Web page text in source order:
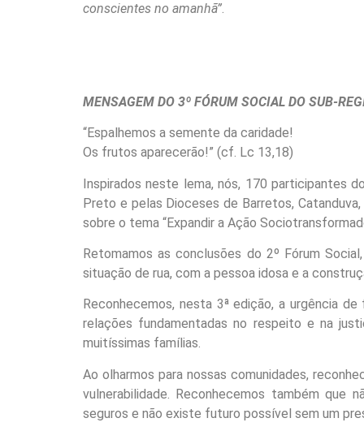
conscientes no amanhã”
MENSAGEM DO 3º FÓRUM SOCIAL DO SUB-
“Espalhemos a semente da caridade!
Os frutos aparecerão!” (cf. Lc 13,18)
Inspirados neste lema, nós, 170 participantes
Preto e pelas Dioceses de Barretos,
sobre o tema “Expandir a Ação
Retomamos as conclusões do 2º Fórum
situação de rua, com a pessoa idosa e a
Reconhecemos, nesta 3ª edição, a urgência
relações fundamentadas no respeito e na
muitíssimas famílias.
Ao olharmos para nossas comunidades,
vulnerabilidade. Reconhecemos também que
seguros e não existe futuro possível sem um